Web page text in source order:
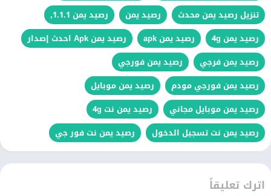
تنزيل رصيد يمن محدث
رصيد يمن
رصيد يمن 1.1.1,
رصيد يمن 4g
رصيد يمن apk
رصيد يمن Apk احدث إصدار
رصيد يمن فرجي
رصيد يمن فورجي
رصيد يمن فورجي مودم
رصيد يمن موبايل
رصيد يمن موبايل مجاني
رصيد يمن نت 4g
رصيد يمن نت تسجيل الدخول
رصيد يمن نت فور جي
اترك تعليقاً